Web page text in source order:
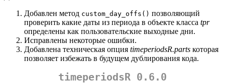
Добавлен метод custom_day_offs() позволяющий
проверить какие даты из периода в объекте класса tpr
определены как пользовательские выходные дни.
Исправлены некоторые ошибки.
Добавлена техническая опция timeperiodsR.parts которая
позволяет избежать в будущем дублирования кода.
timeperiodsR 0.6.0